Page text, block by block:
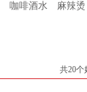
咖啡酒水
麻辣烫
共20个